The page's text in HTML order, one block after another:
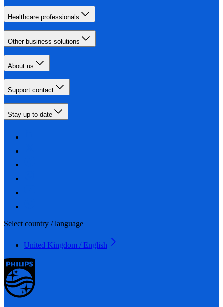
Healthcare professionals
Other business solutions
About us
Support contact
Stay up-to-date
Select country / language
United Kingdom / English